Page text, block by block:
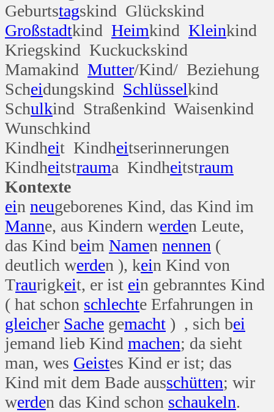
Geburtstagskind Glückskind
Großstadtkind Heimkind Kleinkind
Kriegskind Kuckuckskind
Mamakind Mutter/Kind/ Beziehung
Scheidungskind Schlüsselkind
Schulkind Straßenkind Waisenkind
Wunschkind
Kindheit Kindheitserinnerungen
Kindheitstrauma Kindheitstraum
Kontexte
ein neugeborenes Kind, das Kind im
Manne, aus Kindern werden Leute,
das Kind beim Namen nennen (
deutlich werden ), kein Kind von
Traurigkeit, er ist ein gebranntes Kind
( hat schon schlechte Erfahrungen in
gleicher Sache gemacht ) , sich bei
jemand lieb Kind machen; da sieht
man, wes Geistes Kind er ist; das
Kind mit dem Bade ausschütten; wir
werden das Kind schon schaukeln.